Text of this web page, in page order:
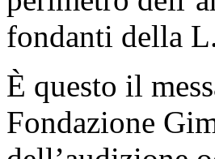
fondanti della
È questo il
Fondazione